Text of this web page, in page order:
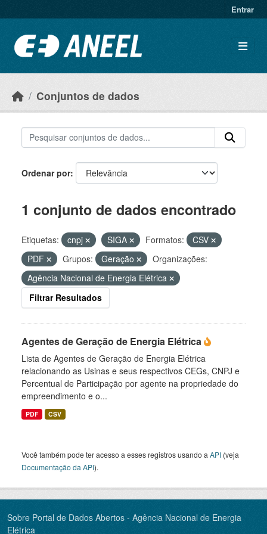
Entrar
Conjuntos de dados
Ordenar por
1 conjunto de dados encontrado
Etiquetas: cnpj SIGA Formatos:
CSV
PDF
Grupos: Geração
Organizações:
Agência Nacional de Energia Elétrica
Filtrar Resultados
Agentes de Geração de Energia Elétrica
Lista de Agentes de Geração de Energia Elétrica
relacionando as Usinas e seus respectivos CEGs, CNPJ e
Percentual de Participação por agente na propriedade do
empreendimento e o...
PDF CSV
Você também pode ter acesso a esses registros usando a API (veja
Documentação da API).
Sobre Portal de Dados Abertos - Agência Nacional de Energia
Elétrica